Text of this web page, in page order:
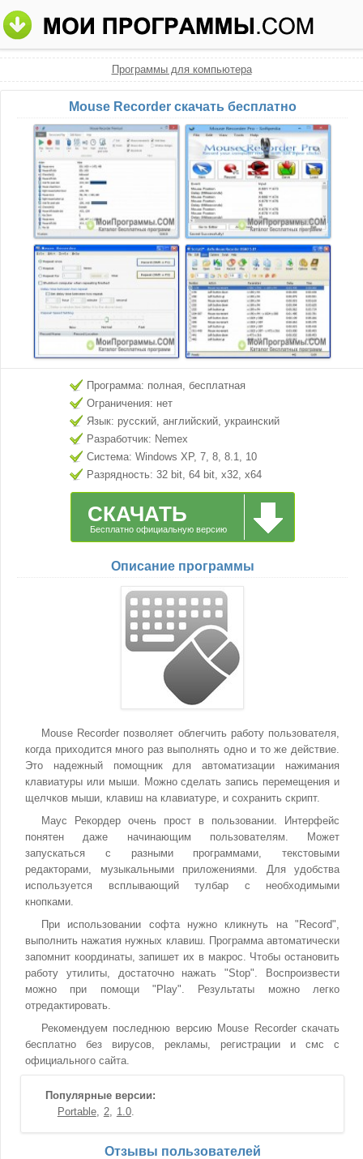
Программы для компьютера
Mouse Recorder скачать бесплатно
Программа: полная, бесплатная
Ограничения: нет
Язык: русский, английский, украинский
Разработчик: Nemex
Система: Windows XP, 7, 8, 8.1, 10
Разрядность: 32 bit, 64 bit, x32, x64
СКАЧАТЬ
Бесплатно официальную версию
Описание программы
Mouse Recorder позволяет облегчить работу пользователя,
когда приходится много раз выполнять одно и то же действие.
Это надежный помощник для автоматизации нажимания
клавиатуры или мыши. Можно сделать запись перемещения и
щелчков мыши, клавиш на клавиатуре, и сохранить скрипт.
Маус Рекордер очень прост в пользовании. Интерфейс
понятен даже начинающим пользователям. Может
запускаться с разными программами, текстовыми
редакторами, музыкальными приложениями. Для удобства
используется всплывающий тулбар с необходимыми
кнопками.
При использовании софта нужно кликнуть на "Record",
выполнить нажатия нужных клавиш. Программа автоматически
запомнит координаты, запишет их в макрос. Чтобы остановить
работу утилиты, достаточно нажать "Stop". Воспроизвести
можно при помощи "Play". Результаты можно легко
отредактировать.
Рекомендуем последнюю версию Mouse Recorder скачать
бесплатно без вирусов, рекламы, регистрации и смс с
официального сайта.
Популярные версии:
Portable
2 1.0
Отзывы пользователей